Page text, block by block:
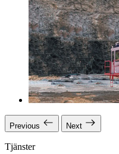
Previous Next
Tjänster